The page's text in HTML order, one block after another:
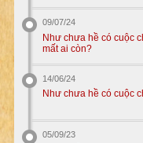
09/07/24
Như chưa hề có cuộc
mất ai còn?
14/06/24
Như chưa hề có cuộc
05/09/23